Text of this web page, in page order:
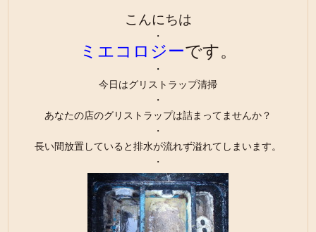
こんにちは
・
ミエコロジーです。
・
今日はグリストラップ清掃
・
あなたの店のグリストラップは詰まってませんか？
・
長い間放置していると排水が流れず溢れてしまいます。
・